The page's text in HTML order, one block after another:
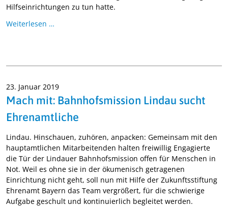
Hilfseinrichtungen zu tun hatte.
Weiterlesen …
23. Januar 2019
Mach mit: Bahnhofsmission Lindau sucht
Ehrenamtliche
Lindau. Hinschauen, zuhören, anpacken: Gemeinsam mit den
hauptamtlichen Mitarbeitenden halten freiwillig Engagierte
die Tür der Lindauer Bahnhofsmission offen für Menschen in
Not. Weil es ohne sie in der ökumenisch getragenen
Einrichtung nicht geht, soll nun mit Hilfe der Zukunftsstiftung
Ehrenamt Bayern das Team vergrößert, für die schwierige
Aufgabe geschult und kontinuierlich begleitet werden.